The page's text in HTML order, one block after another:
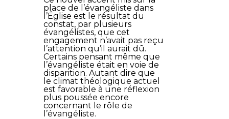
place de l’évangéliste dans
l’Église est le résultat du
constat, par plusieurs
évangélistes, que cet
engagement n’avait pas reçu
l’attention qu’il aurait dû.
Certains pensant même que
l’évangéliste était en voie de
disparition. Autant dire que
le climat théologique actuel
est favorable à une réflexion
plus poussée encore
concernant le rôle de
l’évangéliste.